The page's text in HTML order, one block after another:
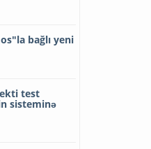
bağlı yeni
test
sisteminə